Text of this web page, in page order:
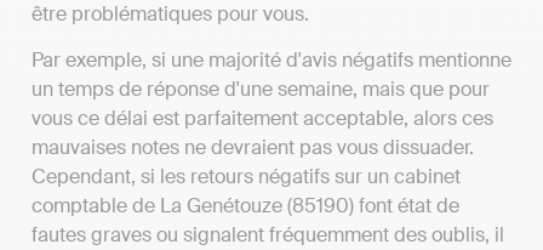
être problématiques pour vous.
Par exemple, si une majorité d'avis négatifs mentionne
un temps de réponse d'une semaine, mais que pour
vous ce délai est parfaitement acceptable, alors ces
mauvaises notes ne devraient pas vous dissuader.
Cependant, si les retours négatifs sur un cabinet
comptable de La Genétouze (85190) font état de
fautes graves ou signalent fréquemment des oublis, il